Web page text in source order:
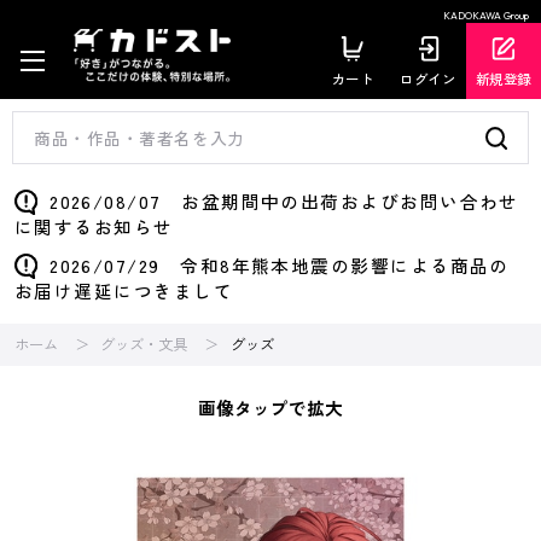
KADOKAWA Group
カート ログイン 新規登録
2026/08/07 お盆期間中の出荷およびお問い合わせ
に関するお知らせ
2026/07/29 令和8年熊本地震の影響による商品の
お届け遅延につきまして
ホーム グッズ・文具 グッズ
画像タップで拡大